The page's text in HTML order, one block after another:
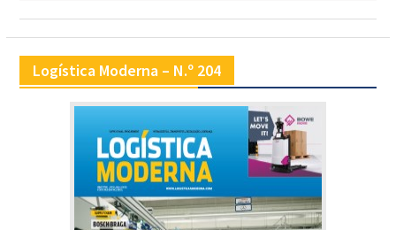
Logística Moderna – N.º 204